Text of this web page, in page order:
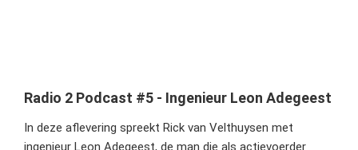
Radio 2 Podcast #5 - Ingenieur Leon Adegeest
In deze aflevering spreekt Rick van Velthuysen met
ingenieur Leon Adegeest, de man die als actievoerder